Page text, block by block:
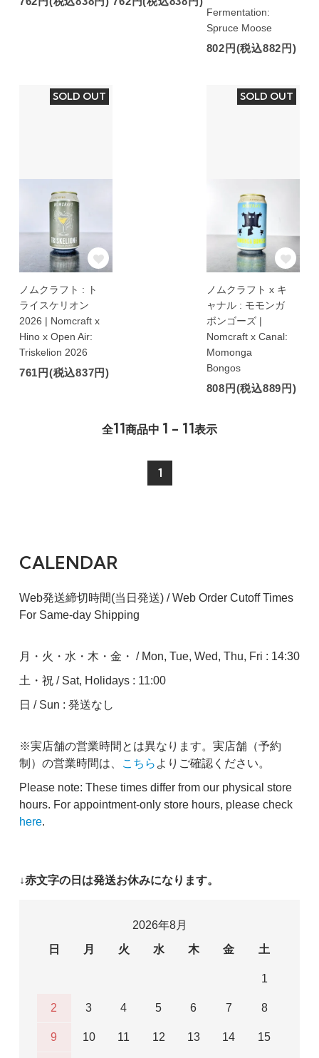
Fermentation:
Spruce Moose
802円(税込882円)
SOLD OUT
ノムクラフト : ト
ライスケリオン
2026 | Nomcraft x
Hino x Open Air:
Triskelion 2026
761円(税込837円)
SOLD OUT
ノムクラフト x キ
ャナル : モモンガ
ボンゴーズ |
Nomcraft x Canal:
Momonga
Bongos
808円(税込889円)
全11商品中 1 - 11表示
1
CALENDAR
Web発送締切時間(当日発送) / Web Order Cutoff Times
For Same-day Shipping
月・火・水・木・金・ / Mon, Tue, Wed, Thu, Fri : 14:30
土・祝 / Sat, Holidays : 11:00
日 / Sun : 発送なし
※実店舗の営業時間とは異なります。実店舗（予約
制）の営業時間は、
こちら よりご確認ください。
Please note: These times differ from our physical store
hours. For appointment-only store hours, please check
here.
↓赤文字の日は発送お休みになります。
2026年8月
日
月 火 水 木 金 土
1
2 3 4 5 6 7 8
9 10 11 12 13 14 15